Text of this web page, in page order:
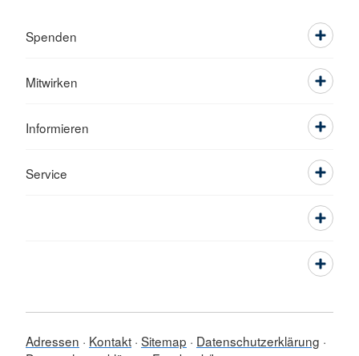
Spenden
Mitwirken
Informieren
Service
Adressen Kontakt Sitemap
Datenschutzerklärung